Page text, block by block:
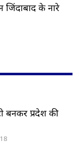
जिंदाबाद के नारे
बनकर प्रदेश की